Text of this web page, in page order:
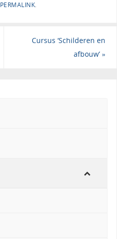
PERMALINK.
Cursus ‘Schilderen en
afbouw’»